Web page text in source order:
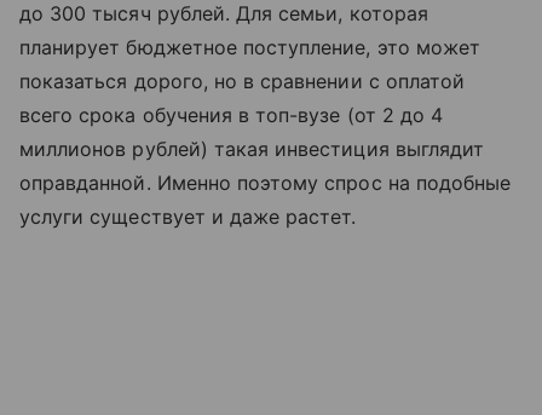
до 300 тысяч рублей. Для семьи, которая
планирует бюджетное поступление, это может
показаться дорого, но в сравнении с оплатой
всего срока обучения в топ-вузе (от 2 до 4
миллионов рублей) такая инвестиция выглядит
оправданной. Именно поэтому спрос на подобные
услуги существует и даже растет.